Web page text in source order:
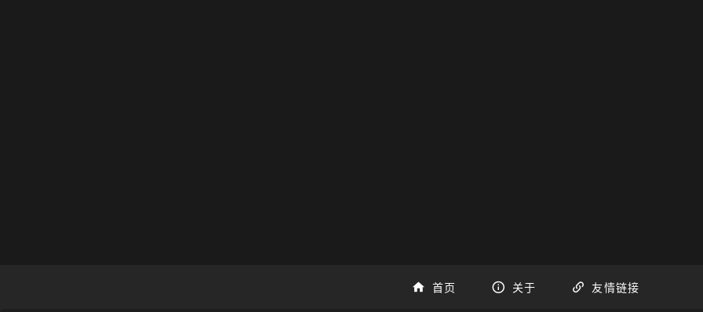
首页 关于 友情链接